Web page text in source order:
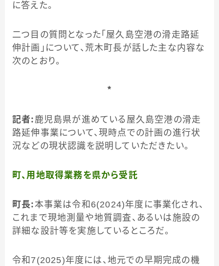
に答えた。
二つ目の質問となった「屋久島空港の滑走路延
伸計画」について、荒木町長が話した主な内容な
次のとおり。
＊
記者： 鹿児島県が進めている屋久島空港の滑走
路延伸事業について、現時点での計画の進行状
況などの現状認識を説明していただきたい。
町、用地取得業務を県から受託
町長：本事業は令和6(2024)年度に事業化され、
これまで現地測量や地質調査、あるいは施設の
詳細な設計等を実施しているところだ。
令和7(2025)年度には、地元での早期完成の機